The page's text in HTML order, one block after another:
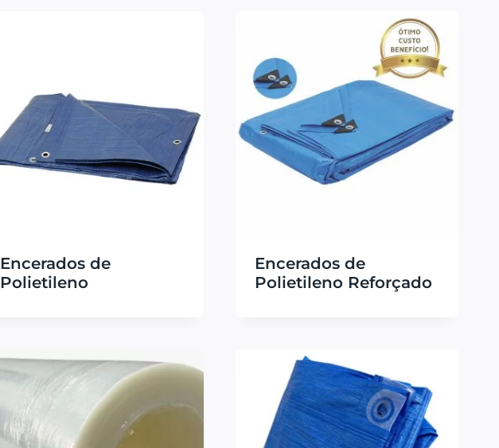
Encerados de
Polietileno
Encerados de
Polietileno Reforçado